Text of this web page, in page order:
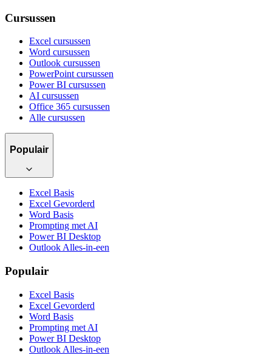
Cursussen
Excel cursussen
Word cursussen
Outlook cursussen
PowerPoint cursussen
Power BI cursussen
AI cursussen
Office 365 cursussen
Alle cursussen
Populair
Excel Basis
Excel Gevorderd
Word Basis
Prompting met AI
Power BI Desktop
Outlook Alles-in-een
Populair
Excel Basis
Excel Gevorderd
Word Basis
Prompting met AI
Power BI Desktop
Outlook Alles-in-een